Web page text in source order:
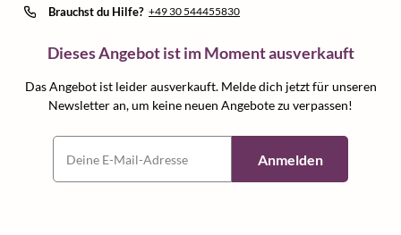
Brauchst du Hilfe? +49 30 544455830
Dieses Angebot ist im Moment ausverkauft
Das Angebot ist leider ausverkauft. Melde dich jetzt für unseren
Newsletter an, um keine neuen Angebote zu verpassen!
Anmelden